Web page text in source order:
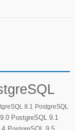
8.1
PostgreSQL
PostgreSQL 9.1